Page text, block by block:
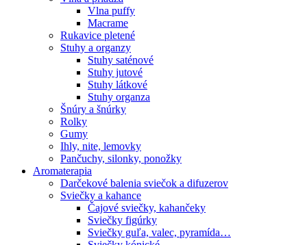
Vlna puffy
Macrame
Rukavice pletené
Stuhy a organzy
Stuhy saténové
Stuhy jutové
Stuhy látkové
Stuhy organza
Šnúry a šnúrky
Rolky
Gumy
Ihly, nite, lemovky
Pančuchy, silonky, ponožky
Aromaterapia
Darčekové balenia sviečok a difuzerov
Sviečky a kahance
Čajové sviečky, kahančeky
Sviečky figúrky
Sviečky guľa, valec, pyramída…